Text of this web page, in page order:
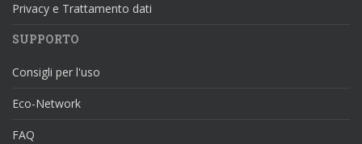
Privacy e Trattamento dati
SUPPORTO
Consigli per l'uso
Eco-Network
FAQ